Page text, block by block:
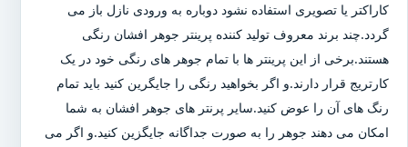
کاراکتر یا تصویری استفاده نشود دوباره به ورودی نازل باز می
گردد.چند برند معروف تولید کننده پرینتر جوهر افشان رنگی
هستند.برخی از این پرینتر ها با تمام جوهر های رنگی خود در یک
کارتریج قرار دارند.و اگر بخواهید رنگی را جایگرین کنید باید تمام
رنگ های آن را عوض کنید.سایر پرنتر های جوهر افشان به شما
امکان می دهند جوهر را به صورت جداگانه جایگزین کنید.و اگر می